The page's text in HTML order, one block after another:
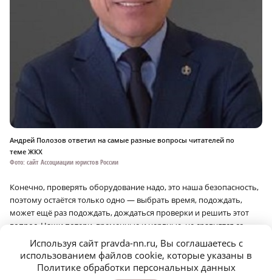
Андрей Полозов ответил на самые разные вопросы читателей по
теме ЖКХ
Фото: сайт Ассоциации юристов России
Конечно, проверять оборудование надо, это наша безопасность,
поэтому остаётся только одно — выбрать время, подождать,
может ещё раз подождать, дождаться проверки и решить этот
вопрос. Наши потери, временные и нервные, не сравнятся со
взрывом или отравлением угарным газом.
Соседское дело
Используя сайт pravda-nn.ru, Вы соглашаетесь с
использованием файлов cookie, которые указаны в
Политике обработки персональных данных